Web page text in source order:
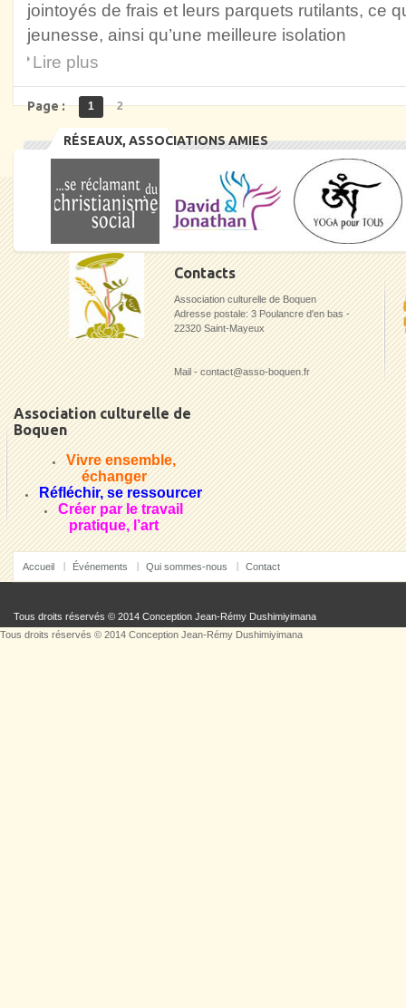
jointoyés de frais et leurs parquets rutilants, ce
jeunesse, ainsi qu’une meilleure isolation
Lire plus
Page : 1 2
RÉSEAUX, ASSOCIATIONS AMIES
Contacts
Association culturelle de Boquen
Adresse postale: 3 Poulancre d'en bas -
22320 Saint-Mayeux
Mail - contact@asso-boquen.fr
Association culturelle de
Boquen
Vivre ensemble,
échanger
Réfléchir, se ressourcer
Créer par le travail
pratique, l’art
Accueil Événements Qui sommes-nous Contact
Tous droits réservés © 2014 Conception Jean-Rémy Dushimiyimana
Tous droits réservés © 2014 Conception Jean-Rémy Dushimiyimana